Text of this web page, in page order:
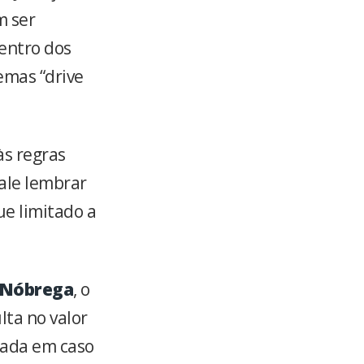
ser
dos
“drive
regras
lembrar
limitado a
, o
no valor
em caso